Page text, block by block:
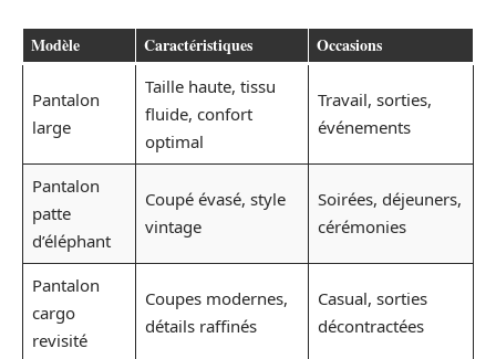
Modèle Caractéristiques Occasions
Pantalon
large
Taille haute, tissu
fluide, confort
optimal
Travail, sorties,
événements
Pantalon
patte
d’éléphant
Coupé évasé, style
vintage
Soirées, déjeuners,
cérémonies
Pantalon
cargo
revisité
Coupes modernes,
détails raffinés
Casual, sorties
décontractées